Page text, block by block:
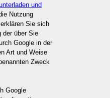
und
Nutzung
Sie sich
der über Sie
Google in der
Art und Weise
Zweck
Google